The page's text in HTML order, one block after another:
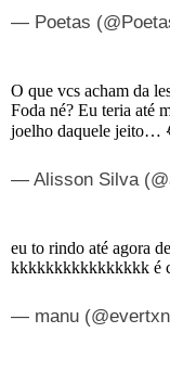
— Poetas
O que vcs acham da
Foda né? Eu teria até
joelho daquele
— Alisson Silva
eu to rindo até agora
kkkkkkkkkkkkkkkk é
— manu